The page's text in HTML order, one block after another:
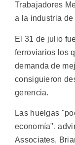
Trabajadores
a la industria
El 31 de julio
ferroviarios los
demanda de
consiguieron
gerencia.
Las huelgas
economía",
Associates,